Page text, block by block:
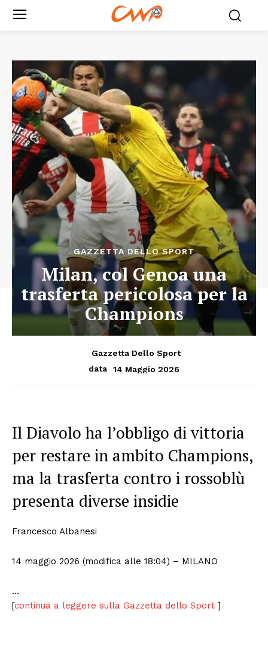
GAZZETTA DELLO SPORT
Milan, col Genoa una
trasferta pericolosa per la
Champions
Gazzetta Dello Sport
data
14 Maggio 2026
Il Diavolo ha l’obbligo di vittoria
per restare in ambito Champions,
ma la trasferta contro i rossoblù
presenta diverse insidie
Francesco Albanesi
14 maggio 2026 (modifica alle 18:04) – MILANO
…
[continua a leggere sulla Gazzetta dello Sport ]